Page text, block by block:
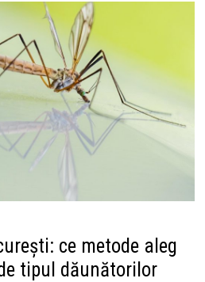
ce metode aleg
tipul dăunătorilor